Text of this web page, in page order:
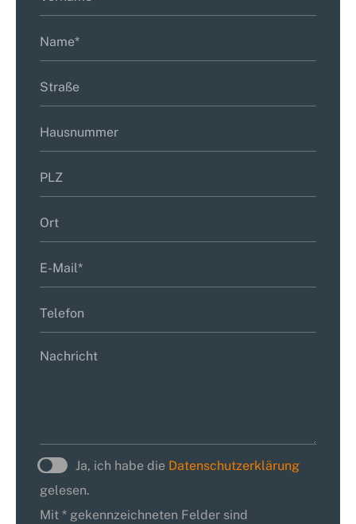
Ja, ich habe die Datenschutzerklärung
gelesen.
Mit * gekennzeichneten Felder sind